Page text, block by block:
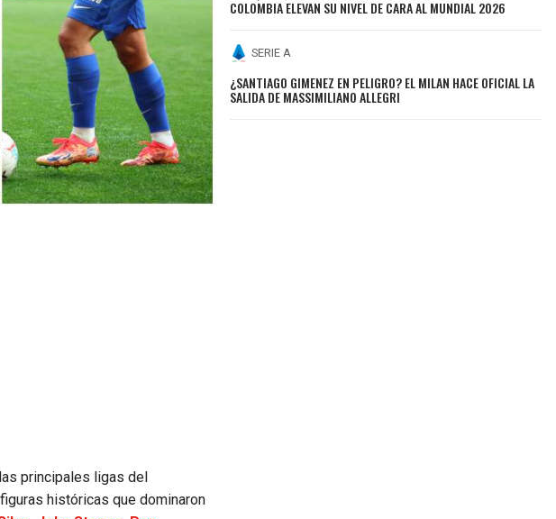
principales ligas del
históricas que dominaron
COLOMBIA ELEVAN SU NIVEL DE CARA AL MUNDIAL 2026
SERIE A
¿SANTIAGO GIMENEZ EN PELIGRO? EL MILAN HACE OFICIAL LA
SALIDA DE MASSIMILIANO ALLEGRI